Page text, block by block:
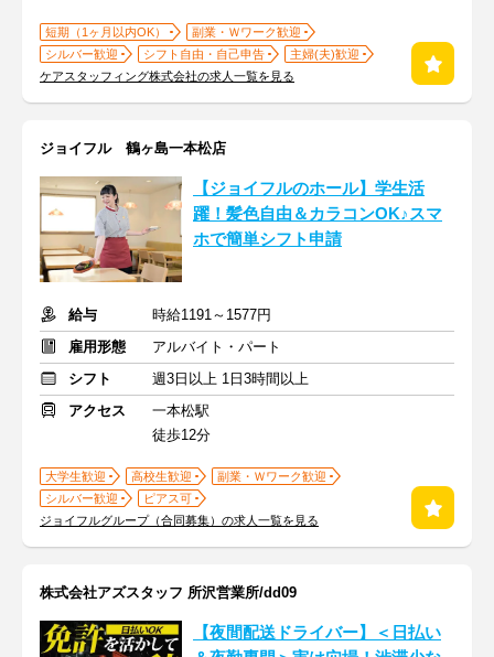
短期（1ヶ月以内OK）
副業・Ｗワーク歓迎
シルバー歓迎
シフト自由・自己申告
主婦(夫)歓迎
ケアスタッフィング株式会社の求人一覧を見る
ジョイフル 鶴ヶ島一本松店
【ジョイフルのホール】学生活
躍！髪色自由＆カラコンOK♪スマ
ホで簡単シフト申請
給与
時給1191～1577円
雇用形態
アルバイト・パート
シフト
週3日以上 1日3時間以上
アクセス
一本松駅
徒歩12分
大学生歓迎 高校生歓迎
副業・Ｗワーク歓迎
シルバー歓迎
ピアス可
ジョイフルグループ（合同募集）の求人一覧を見る
株式会社アズスタッフ 所沢営業所/dd09
【夜間配送ドライバー】＜日払い